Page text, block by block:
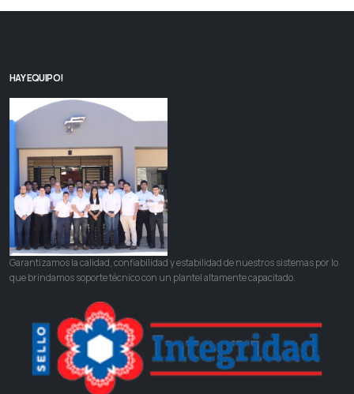
HAY EQUIPO!
Garantizamos la calidad, confiabilidad y estabilidad de nuestros sistemas por lo
que brindamos soporte técnico con un plantel altamente capacitado.